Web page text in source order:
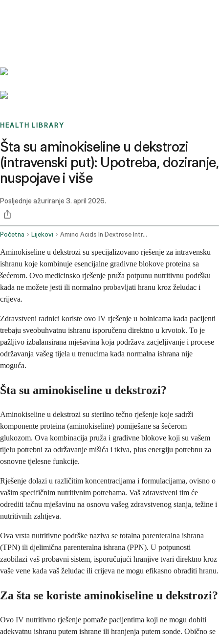
HEALTH LIBRARY
Šta su aminokiseline u dekstrozi
(intravenski put): Upotreba, doziranje,
nuspojave i više
Posljednje ažuriranje 3. april 2026.
Početna Lijekovi Amino Acids In Dextrose Intravenous Route
Aminokiseline u dekstrozi su specijalizovano rješenje za intravensku
ishranu koje kombinuje esencijalne gradivne blokove proteina sa
šećerom. Ovo medicinsko rješenje pruža potpunu nutritivnu podršku
kada ne možete jesti ili normalno probavljati hranu kroz želudac i
crijeva.
Zdravstveni radnici koriste ovo IV rješenje u bolnicama kada pacijenti
trebaju sveobuhvatnu ishranu isporučenu direktno u krvotok. To je
pažljivo izbalansirana mješavina koja podržava zacjeljivanje i procese
održavanja vašeg tijela u trenucima kada normalna ishrana nije
moguća.
Šta su aminokiseline u dekstrozi?
Aminokiseline u dekstrozi su sterilno tečno rješenje koje sadrži
komponente proteina (aminokiseline) pomiješane sa šećerom
glukozom. Ova kombinacija pruža i gradivne blokove koji su vašem
tijelu potrebni za održavanje mišića i tkiva, plus energiju potrebnu za
osnovne tjelesne funkcije.
Rješenje dolazi u različitim koncentracijama i formulacijama, ovisno o
vašim specifičnim nutritivnim potrebama. Vaš zdravstveni tim će
odrediti tačnu mješavinu na osnovu vašeg zdravstvenog stanja, težine i
nutritivnih zahtjeva.
Ova vrsta nutritivne podrške naziva se totalna parenteralna ishrana
(TPN) ili djelimična parenteralna ishrana (PPN). U potpunosti
zaobilazi vaš probavni sistem, isporučujući hranjive tvari direktno kroz
vaše vene kada vaš želudac ili crijeva ne mogu efikasno obraditi hranu.
Za šta se koriste aminokiseline u dekstrozi?
Ovo IV nutritivno rješenje pomaže pacijentima koji ne mogu dobiti
adekvatnu ishranu putem ishrane ili hranjenja putem sonde. Obično se